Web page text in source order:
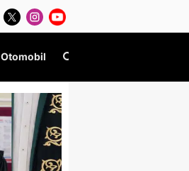
Otomobil